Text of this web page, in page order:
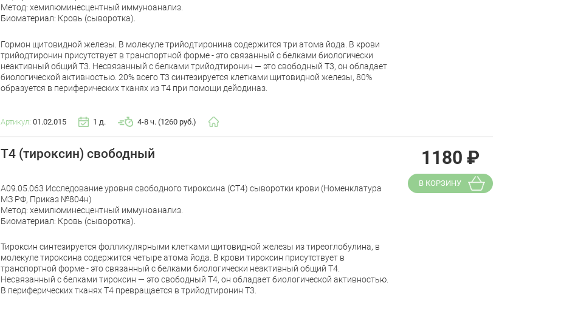
Метод: хемилюминесцентный иммуноанализ.
Биоматериал: Кровь (сыворотка).
Гормон щитовидной железы. В молекуле трийодтиронина содержится три атома йода. В крови
трийодтиронин присутствует в транспортной форме - это связанный с белками биологически
неактивный общий Т3. Несвязанный с белками трийодтиронин — это свободный Т3, он обладает
биологической активностью. 20% всего Т3 синтезируется клетками щитовидной железы, 80%
образуется в периферических тканях из Т4 при помощи дейодиназ.
Артикул: 01.02.015 1 д. 4-8 ч. (1260 руб.)
Т4 (тироксин) свободный
A09.05.063 Исследование уровня свободного тироксина (СТ4) сыворотки крови (Номенклатура
МЗ РФ, Приказ №804н)
Метод: хемилюминесцентный иммуноанализ.
Биоматериал: Кровь (сыворотка).
Тироксин синтезируется фолликулярными клетками щитовидной железы из тиреоглобулина, в
молекуле тироксина содержится четыре атома йода. В крови тироксин присутствует в
транспортной форме - это связанный с белками биологически неактивный общий Т4.
Несвязанный с белками тироксин — это свободный Т4, он обладает биологической активностью.
В периферических тканях Т4 превращается в трийодтиронин Т3.
1180 ₽
В КОРЗИНУ